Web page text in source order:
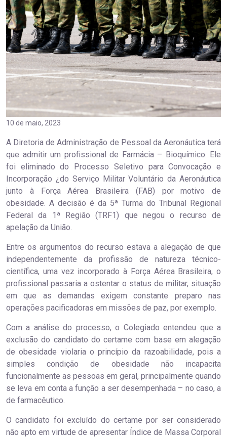
10 de maio, 2023
A Diretoria de Administração de Pessoal da Aeronáutica terá
que admitir um profissional de Farmácia – Bioquímico. Ele
foi eliminado do Processo Seletivo para Convocação e
Incorporação ¿do Serviço Militar Voluntário da Aeronáutica
junto à Força Aérea Brasileira (FAB) por motivo de
obesidade. A decisão é da 5ª Turma do Tribunal Regional
Federal da 1ª Região (TRF1) que negou o recurso de
apelação da União.
Entre os argumentos do recurso estava a alegação de que
independentemente da profissão de natureza técnico-
científica, uma vez incorporado à Força Aérea Brasileira, o
profissional passaria a ostentar o status de militar, situação
em que as demandas exigem constante preparo nas
operações pacificadoras em missões de paz, por exemplo.
Com a análise do processo, o Colegiado entendeu que a
exclusão do candidato do certame com base em alegação
de obesidade violaria o princípio da razoabilidade, pois a
simples condição de obesidade não incapacita
funcionalmente as pessoas em geral, principalmente quando
se leva em conta a função a ser desempenhada – no caso, a
de farmacêutico.
O candidato foi excluído do certame por ser considerado
não apto em virtude de apresentar Índice de Massa Corporal